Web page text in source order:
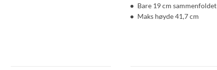
Bare 19 cm sammenfoldet
Maks høyde 41,7 cm